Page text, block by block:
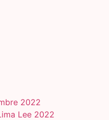
2022
Lee 2022